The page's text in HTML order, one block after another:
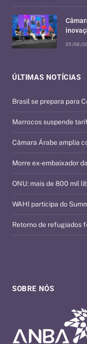
SOBRE NÓS
ÚLTIMAS NOTÍCIAS
Brasil se prepara para
Marrocos suspende
Câmara Árabe amplia
Morre ex-embaixador
ONU: mais de 800 mil
WAHI participa do
Retorno de refugiados
05/08/